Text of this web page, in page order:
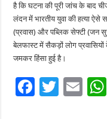
है कि घटना की पूरी जांच के बाद
लंदन में भारतीय युवा की हत्या
(प्रवास) और पब्लिक सेफ्टी (जन
बेलफास्ट में सैकड़ों लोग
जमकर हिंसा हुई है।
F
T
E